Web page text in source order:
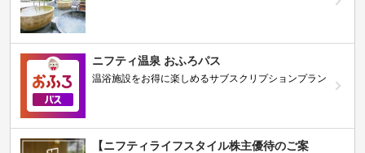
ニフティ温泉 おふろパス
温浴施設をお得に楽しめるサブスクリプションプラン
【ニフティライフスタイル株主優待のご案